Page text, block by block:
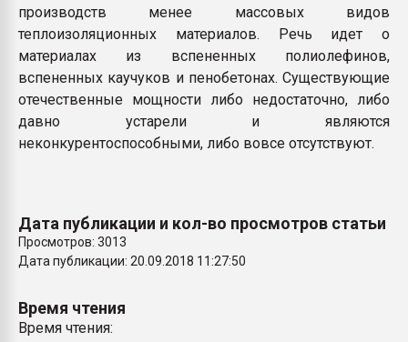
производств менее массовых видов
теплоизоляционных материалов. Речь идет о
материалах из вспененных полиолефинов,
вспененных каучуков и пенобетонах. Существующие
отечественные мощности либо недостаточно, либо
давно устарели и являются
неконкурентоспособными, либо вовсе отсутствуют.
Дата публикации и кол-во просмотров статьи
Просмотров: 3013
Дата публикации: 20.09.2018 11:27:50
Время чтения
Время чтения: